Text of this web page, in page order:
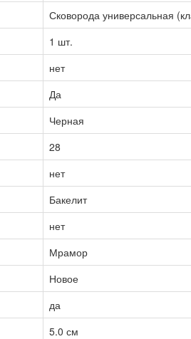
Сковорода универсальная
1 шт.
нет
Да
Черная
28
нет
Бакелит
нет
Мрамор
Новое
да
5.0 см